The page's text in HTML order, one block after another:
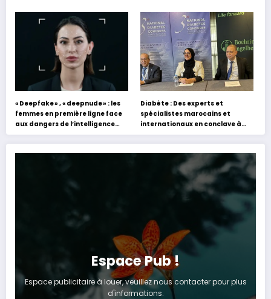
s’appuyant sur le partage des
expériences »
Hafez
« Deepfake » , « deepnude » : les
femmes en première ligne face
aux dangers de l’intelligence
artificielle
Diabète : Des experts et
spécialistes marocains et
internationaux en conclave à
Tanger
Espace Pub !
Espace publicitaire à louer, veuillez nous contacter pour plus
d'informations.